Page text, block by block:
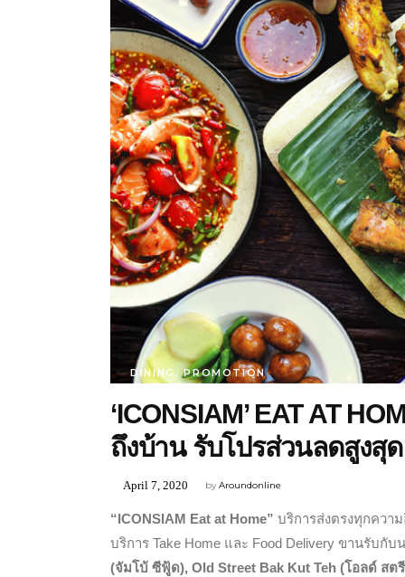
DINING,PROMOTION
‘ICONSIAM’ EAT AT
ถึงบ้าน รับโปรส่วนลดสูงสุ
byAroundonline
April 7, 2020
“ICONSIAM Eat at Home” บริการส่งตรงทุกควา
บริการ Take Home และ Food Delivery ขานรับกั
(จัมโบ้ ซีฟู้ด), Old Street Bak Kut Teh (โอลด์ สต